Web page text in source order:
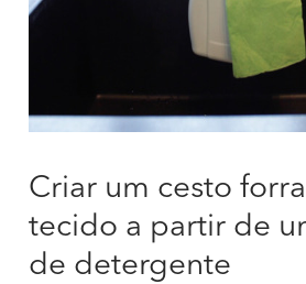
Criar um cesto
tecido a partir de
de detergente